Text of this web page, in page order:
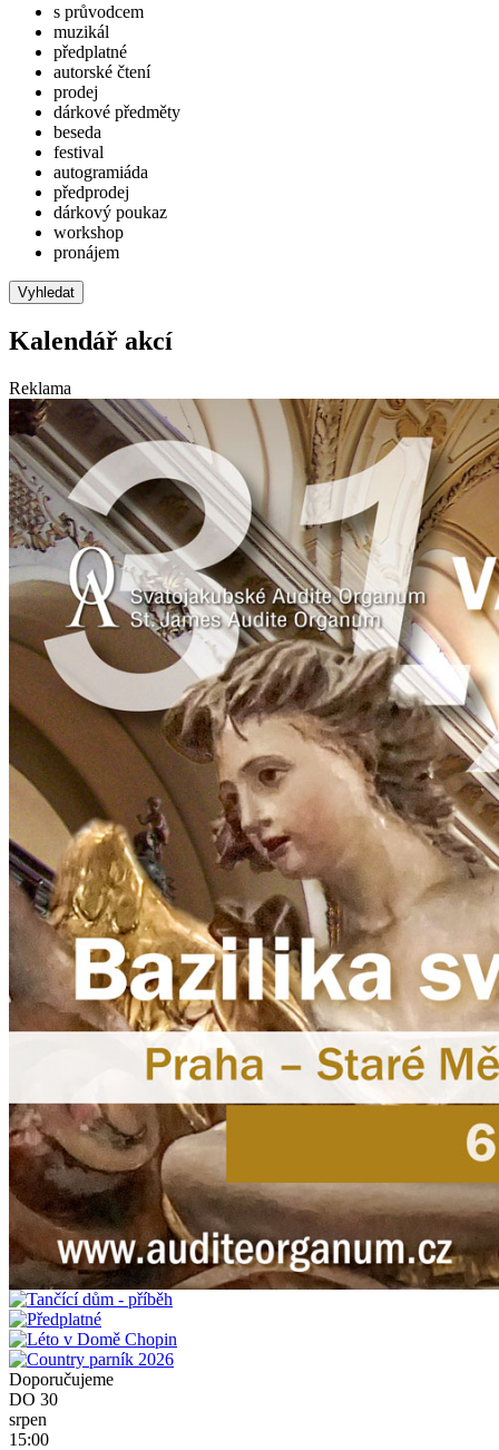
s průvodcem
muzikál
předplatné
autorské čtení
prodej
dárkové předměty
beseda
festival
autogramiáda
předprodej
dárkový poukaz
workshop
pronájem
Vyhledat
Kalendář akcí
Reklama
Doporučujeme
DO 30
srpen
15:00